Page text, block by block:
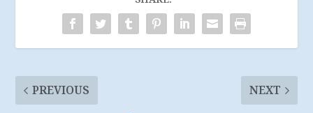
PREVIOUS NEXT